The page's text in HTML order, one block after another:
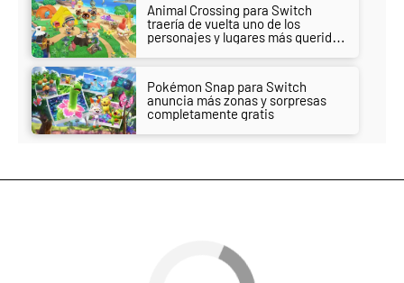
Animal Crossing para Switch
traería de vuelta uno de los
personajes y lugares más queridos
Pokémon Snap para Switch
anuncia más zonas y sorpresas
completamente gratis